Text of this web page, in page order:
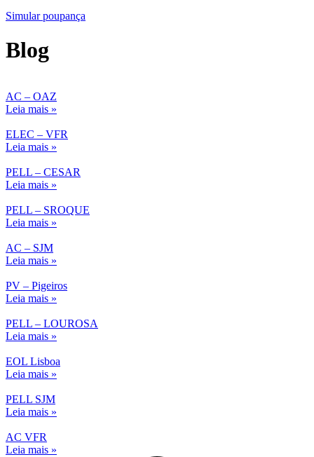
Simular poupança
Blog
AC – OAZ
Leia mais »
ELEC – VFR
Leia mais »
PELL – CESAR
Leia mais »
PELL – SROQUE
Leia mais »
AC – SJM
Leia mais »
PV – Pigeiros
Leia mais »
PELL – LOUROSA
Leia mais »
EOL Lisboa
Leia mais »
PELL SJM
Leia mais »
AC VFR
Leia mais »